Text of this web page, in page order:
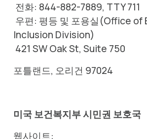
전화: 844-882-7889, TTY 711
Inclusion Division)
421 SW Oak St, Suite 750
포틀랜드, 오리건 97024
미국 보건복지부 시민권 보호국